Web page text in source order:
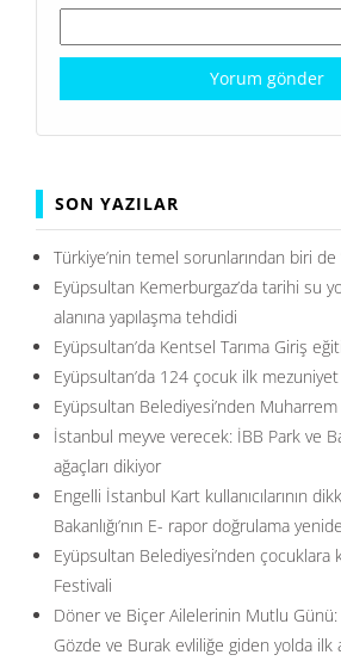
SON YAZILAR
Türkiye’nin temel sorunlarından biri de
Eyüpsultan Kemerburgaz’da tarihi su
alanına yapılaşma tehdidi
Eyüpsultan’da Kentsel Tarıma Giriş
Eyüpsultan’da 124 çocuk ilk mezuniyet
Eyüpsultan Belediyesi’nden Muharrem
İstanbul meyve verecek: İBB Park ve
ağaçları dikiyor
Engelli İstanbul Kart kullanıcılarının
Bakanlığı’nın E- rapor doğrulama
Eyüpsultan Belediyesi’nden çocuklara
Festivali
Döner ve Biçer Ailelerinin Mutlu Günü:
Gözde ve Burak evliliğe giden yolda ilk